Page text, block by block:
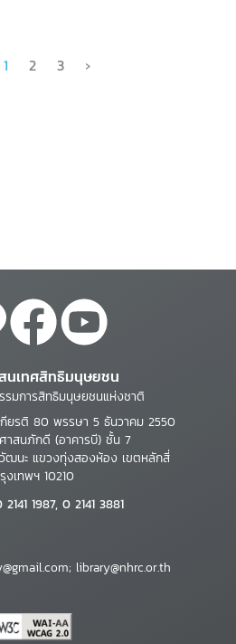
1 2 3 ›
นเทศสิทธิมนุษยชน
รมการสิทธิมนุษยชนแห่งชาติ
กียรติ 80 พรรษา 5 ธันวาคม 2550
าสนภักดี (อาคารบี) ชั้น 7
ฒนะ แขวงทุ่งสองห้อง เขตหลักสี่
งเทพฯ 10210
1987, 0 2141 3881
library@nhrc.or.th